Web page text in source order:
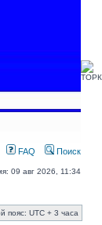
FAQ Поиск
09 авг 2026, 11:34
пояс: UTC + 3 часа